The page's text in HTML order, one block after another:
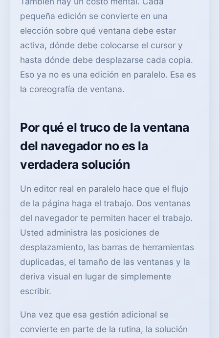
pequeña edición se convierte en una
elección sobre qué ventana debe estar
activa, dónde debe colocarse el cursor y
hasta dónde debe desplazarse cada copia.
Eso ya no es una edición en paralelo. Esa es
la coreografía de ventana.
Por qué el truco de la ventana
del navegador no es la
verdadera solución
Un editor real en paralelo hace que el flujo
de la página haga el trabajo. Dos ventanas
del navegador te permiten hacer el trabajo.
Usted administra las posiciones de
desplazamiento, las barras de herramientas
duplicadas, el tamaño de las ventanas y la
deriva visual en lugar de simplemente
escribir.
Una vez que esa gestión adicional se
convierte en parte de la rutina, la solución